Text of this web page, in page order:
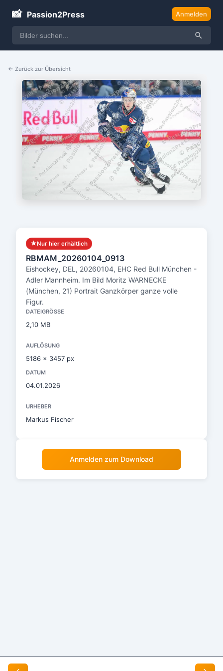
📸 Passion2Press Anmelden
← Zurück zur Übersicht
★Nur hier erhältlich
RBMAM_20260104_0913
Eishockey, DEL, 20260104, EHC Red Bull München -
Adler Mannheim. Im Bild Moritz WARNECKE
(München, 21) Portrait Ganzkörper ganze volle
Figur.
DATEIGRÖSSE
2,10 MB
AUFLÖSUNG
5186 x 3457 px
DATUM
04.01.2026
URHEBER
Markus Fischer
Anmelden zum Download